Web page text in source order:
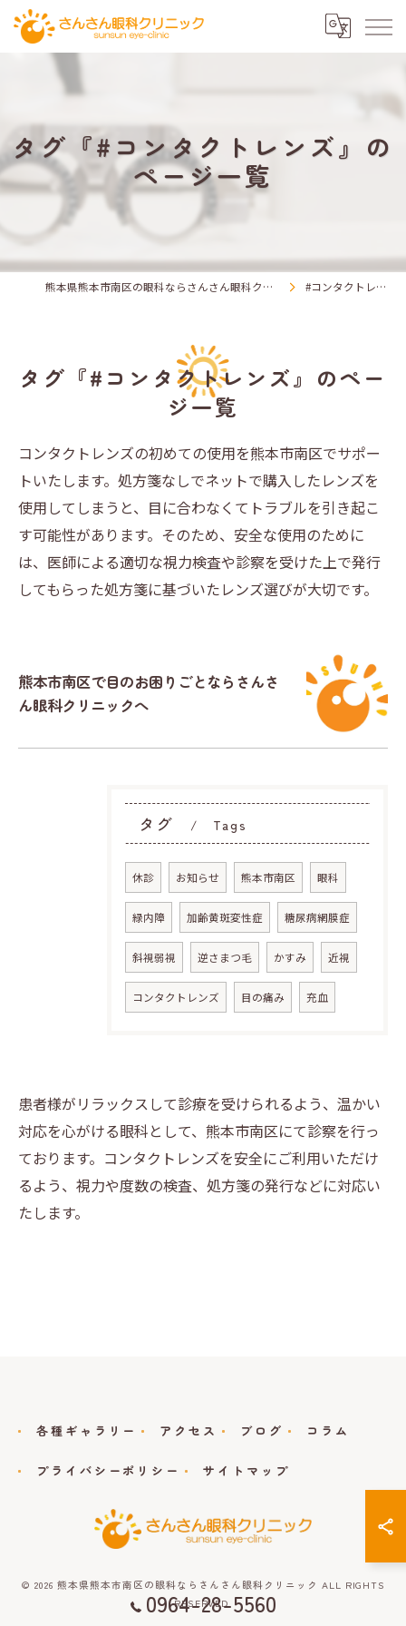
タグ『#コンタクトレンズ』の
ページ一覧
熊本県熊本市南区の眼科ならさんさん眼科クリニック #コンタクトレンズ
タグ『#コンタクトレンズ』のペー
ジ一覧
コンタクトレンズの初めての使用を熊本市南区でサポー
トいたします。処方箋なしでネットで購入したレンズを
使用してしまうと、目に合わなくてトラブルを引き起こ
す可能性があります。そのため、安全な使用のために
は、医師による適切な視力検査や診察を受けた上で発行
してもらった処方箋に基づいたレンズ選びが大切です。
熊本市南区で目のお困りごとならさんさ
ん眼科クリニックへ
タグ Tags
休診 お知らせ 熊本市南区 眼科
緑内障 加齢黄斑変性症 糖尿病網膜症
斜視弱視 逆さまつ毛 かすみ 近視
コンタクトレンズ 目の痛み 充血
患者様がリラックスして診療を受けられるよう、温かい
対応を心がける眼科として、熊本市南区にて診察を行っ
ております。コンタクトレンズを安全にご利用いただけ
るよう、視力や度数の検査、処方箋の発行などに対応い
たします。
0964-28-5560
各種ギャラリー アクセス ブログ コラム
プライバシーポリシー サイトマップ
© 2026 熊本県熊本市南区の眼科ならさんさん眼科クリニック ALL RIGHTS
RESERVED.